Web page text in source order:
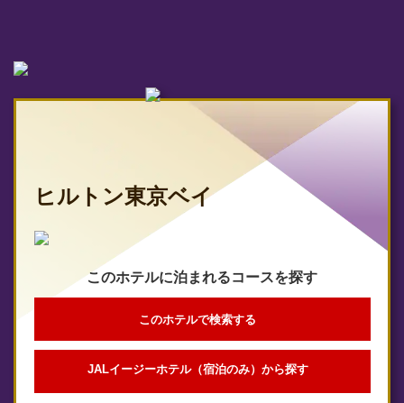
ヒルトン東京ベイ
このホテルに泊まれるコースを探す
このホテルで検索する
JALイージーホテル（宿泊のみ）から探す